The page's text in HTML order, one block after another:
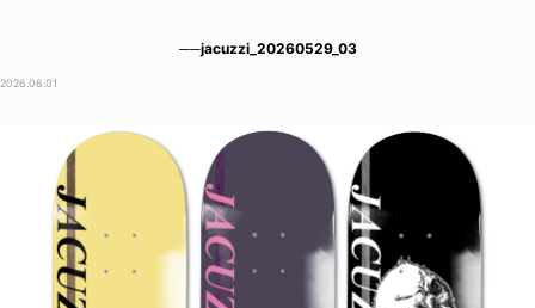
──jacuzzi_20260529_03
2026.06.01